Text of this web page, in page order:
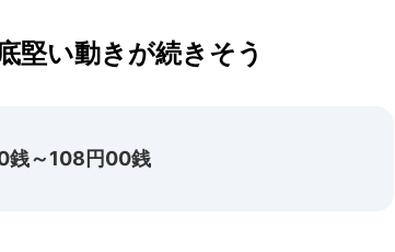
堅い動きが続きそう
銭～108円00銭